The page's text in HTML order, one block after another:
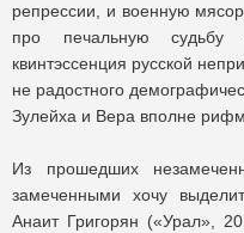
репрессии, и военную
про печальную
квинтэссенция русской
не радостного
Зулейха и Вера вполне
Из прошедших
замеченными хочу
Анаит Григорян («Урал»,